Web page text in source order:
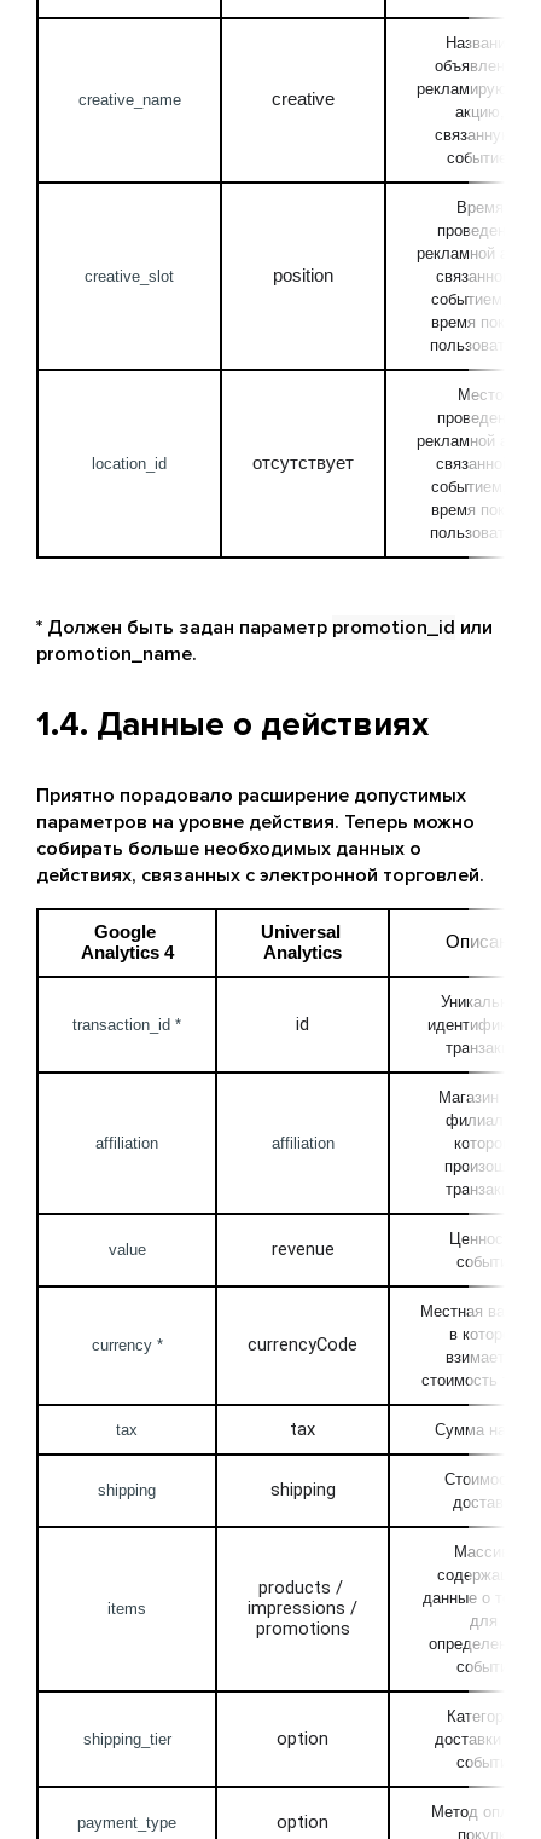
creative_name creative
Название
объявления,
акцию,
связанную с
событием
creative_slot position
Время
проведения
рекламной
связанной с
событием, во
время показа
пользователю
location_id отсутствует
Место
проведения
рекламной
связанной с
событием, во
время показа
пользователю
* Должен быть задан параметр promotion_id или
promotion_name.
1.4. Данные о действиях
Приятно порадовало расширение допустимых
параметров на уровне действия. Теперь можно
собирать больше необходимых данных о
действиях, связанных с электронной торговлей.
Google
Analytics 4
Universal
Analytics
Описание
transaction_id * id
Уникальный
идентификатор
транзакции
affiliation affiliation
Магазин или
филиал, в
котором
произошла
транзакция
value revenue
Ценность
события
currency * currencyCode
Местная
в которой
взимается
стоимость
tax tax Сумма налога
shipping shipping
Стоимость
доставки
items
products /
impressions /
promotions
Массив,
содержащий
данные о
для
определенного
события
shipping_tier option
Категория
доставки для
события
payment_type option
Метод оплаты
покупки